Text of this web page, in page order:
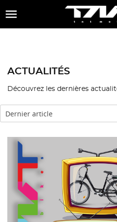

ACTUALITÉS
Découvrez les dernières